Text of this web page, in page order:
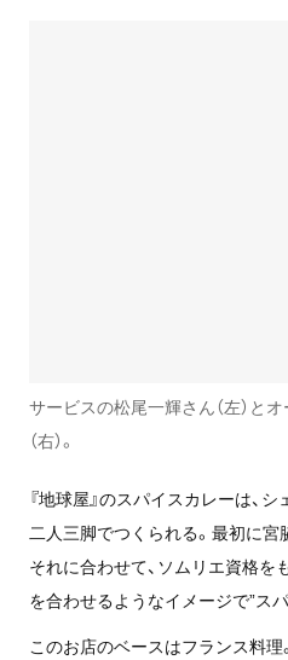
サービスの松尾一輝さん（左）と
（右）。
『地球屋』のスパイスカレーは、
二人三脚でつくられる。最初に宮
それに合わせて、ソムリエ資格を
を合わせるようなイメージで”ス
このお店のベースはフランス料